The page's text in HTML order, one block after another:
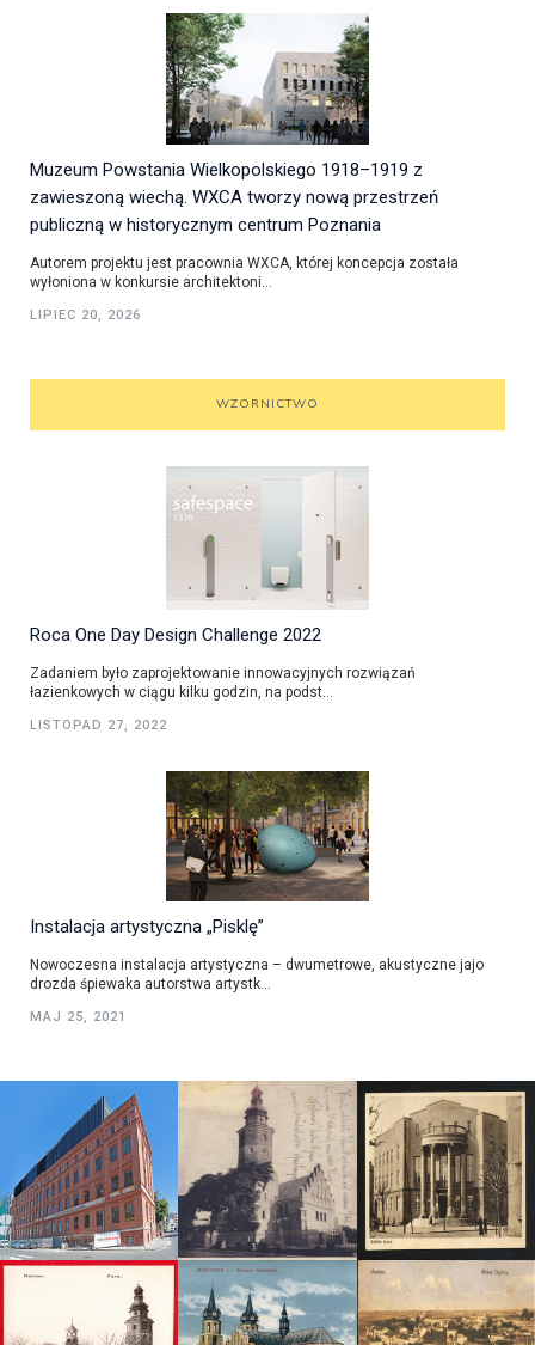
Muzeum Powstania Wielkopolskiego 1918–1919 z
zawieszoną wiechą. WXCA tworzy nową przestrzeń
publiczną w historycznym centrum Poznania
Autorem projektu jest pracownia WXCA, której koncepcja została
wyłoniona w konkursie architektoni...
LIPIEC 20, 2026
WZORNICTWO
Roca One Day Design Challenge 2022
Zadaniem było zaprojektowanie innowacyjnych rozwiązań
łazienkowych w ciągu kilku godzin, na podst...
LISTOPAD 27, 2022
Instalacja artystyczna „Pisklę”
Nowoczesna instalacja artystyczna – dwumetrowe, akustyczne jajo
drozda śpiewaka autorstwa artystk...
MAJ 25, 2021